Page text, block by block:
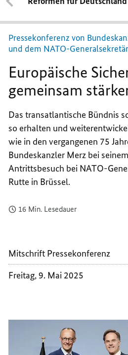
stärken
Pressekonferenz von
und dem NATO-
Europäische
gemeinsam
Das transatlantische Bündnis
so erhalten und
wie in den vergangenen 75
Bundeskanzler Merz bei seinem
Antrittsbesuch bei NATO-
Rutte in Brüssel.
16 Min. Lesedauer
Mitschrift Pressekonferenz
Freitag, 9. Mai 2025